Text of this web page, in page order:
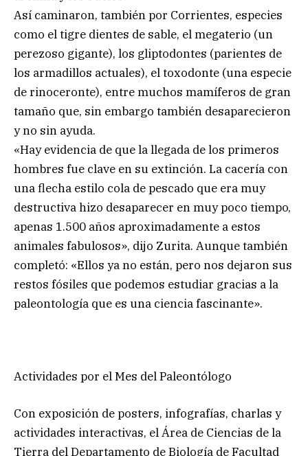
Así caminaron, también por Corrientes, especies
como el tigre dientes de sable, el megaterio (un
perezoso gigante), los gliptodontes (parientes de
los armadillos actuales), el toxodonte (una especie
de rinoceronte), entre muchos mamíferos de gran
tamaño que, sin embargo también desaparecieron
y no sin ayuda.
«Hay evidencia de que la llegada de los primeros
hombres fue clave en su extinción. La cacería con
una flecha estilo cola de pescado que era muy
destructiva hizo desaparecer en muy poco tiempo,
apenas 1.500 años aproximadamente a estos
animales fabulosos», dijo Zurita. Aunque también
completó: «Ellos ya no están, pero nos dejaron sus
restos fósiles que podemos estudiar gracias a la
paleontología que es una ciencia fascinante».
Actividades por el Mes del Paleontólogo
Con exposición de posters, infografías, charlas y
actividades interactivas, el Área de Ciencias de la
Tierra del Departamento de Biología de Facultad